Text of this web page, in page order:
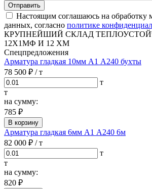
Отправить
Настоящим соглашаюсь на обработку
данных, согласно политике
КРУПНЕЙШИЙ СКЛАД
12Х1МФ И 12 ХМ
Спецпредложения
Арматура гладкая 10мм А1 А240 бухты
78 500 ₽ / т
т
т
на сумму:
785 ₽
В корзину
Арматура гладкая 6мм А1 А240 6м
82 000 ₽ / т
т
т
на сумму:
820 ₽